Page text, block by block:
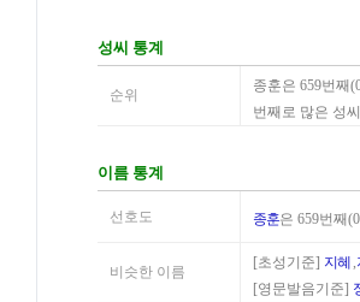
성씨 통계
순위
종훈은 659번째
번째로 많은 성
이름 통계
선호도 종훈은 659번째
비슷한 이름
[초성기준] 지혜 ,
[영문발음기준]